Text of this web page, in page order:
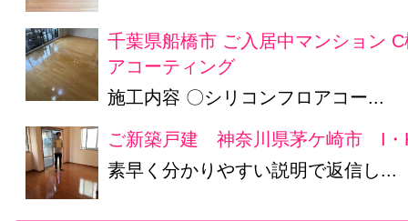
千葉県船橋市 ご入居中マンション
アコーティング
施工内容 〇シリコンフロアコー...
ご新築戸建 神奈川県茅ケ崎市 I・
素早く分かりやすい説明で返信し...